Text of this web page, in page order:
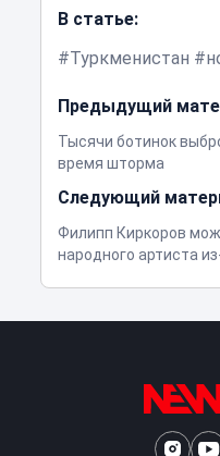
В статье:
Туркменистан
Предыдущий
Тысячи ботинок
время шторма
Следующий
Филипп Киркоров
народного артиста